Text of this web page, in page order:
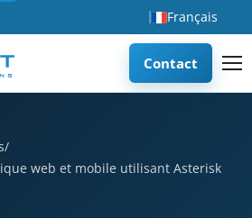
Français
Contact
/
web et mobile utilisant Asterisk